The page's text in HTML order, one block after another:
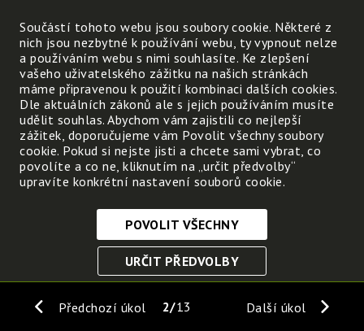
A proč?
Předchozí úkol Další úkol
2 13
Součástí tohoto webu jsou soubory cookie. Některé z
nich jsou nezbytné k používání webu, ty vypnout nelze
a používáním webu s nimi souhlasíte. Ke zlepšení
vašeho uživatelského zážitku na našich stránkách
máme připravenou k použití kombinaci dalších cookies.
Dle aktuálních zákonů ale s jejich používáním musíte
udělit souhlas. Abychom vám zajistili co nejlepší
zážitek, doporučujeme vám Povolit všechny soubory
cookie. Pokud si nejste jisti a chcete sami vybrat, co
povolíte a co ne, kliknutím na „určit předvolby“
upravíte konkrétní nastavení souborů cookie.
Nezbytně nutné cookies
Tyto soubory cookie jsou nezbytné, abyste se mohli
funkce. Bez těchto cookies by webové stránky
POVOLIT VŠECHNY
URČIT PŘEDVOLBY